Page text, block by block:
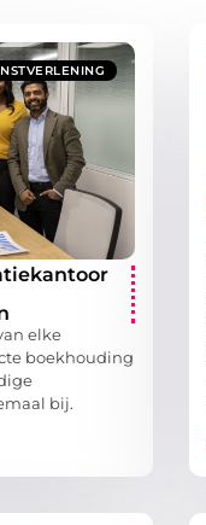
elke
boekhouding
bij.